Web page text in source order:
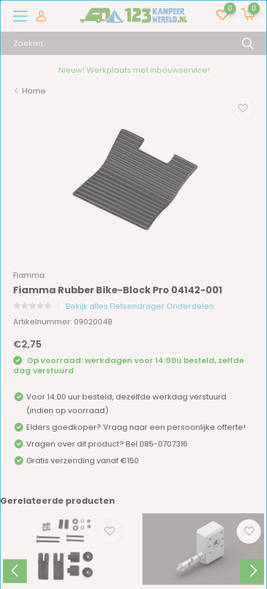
0 0
Nieuw! Werkplaats met inbouwservice!
Home
Fiamma
Fiamma Rubber Bike-Block Pro 04142-001
Bekijk alles Fietsendrager Onderdelen
Artikelnummer: 0902004B
€2,75
Op voorraad: werkdagen voor 14:00u besteld, zelfde
dag verstuurd
Voor 14.00 uur besteld, dezelfde werkdag verstuurd
(indien op voorraad)
Elders goedkoper? Vraag naar een persoonlijke offerte!
Vragen over dit product? Bel 085-0707316
Gratis verzending vanaf €150
Gerelateerde producten